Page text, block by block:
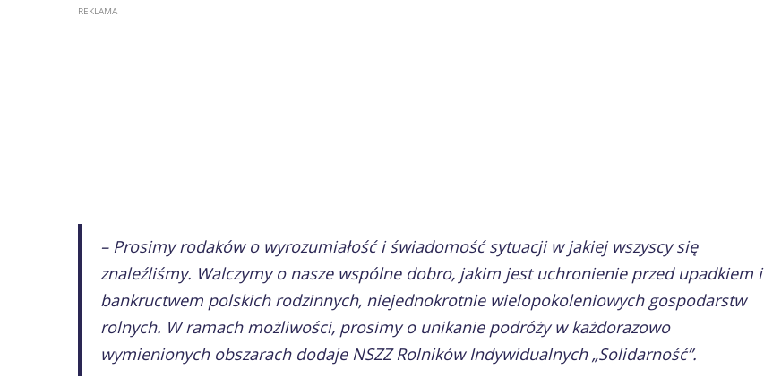
– Prosimy rodaków o wyrozumiałość i świadomość sytuacji w jakiej wszyscy się
znaleźliśmy. Walczymy o nasze wspólne dobro, jakim jest uchronienie przed upadkiem i
bankructwem polskich rodzinnych, niejednokrotnie wielopokoleniowych gospodarstw
rolnych. W ramach możliwości, prosimy o unikanie podróży w każdorazowo
wymienionych obszarach dodaje NSZZ Rolników Indywidualnych „Solidarność”.